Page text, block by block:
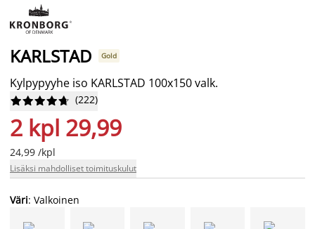
KARLSTAD Gold
Kylpypyyhe iso KARLSTAD 100x150 valk.





 (222)
2 kpl 29,99
24,99 /kpl
Lisäksi mahdolliset toimituskulut
Väri: Valkoinen